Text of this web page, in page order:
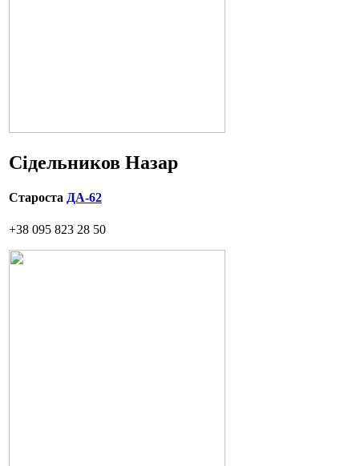
Сідельников Назар
Староста ДА-62
+38 095 823 28 50